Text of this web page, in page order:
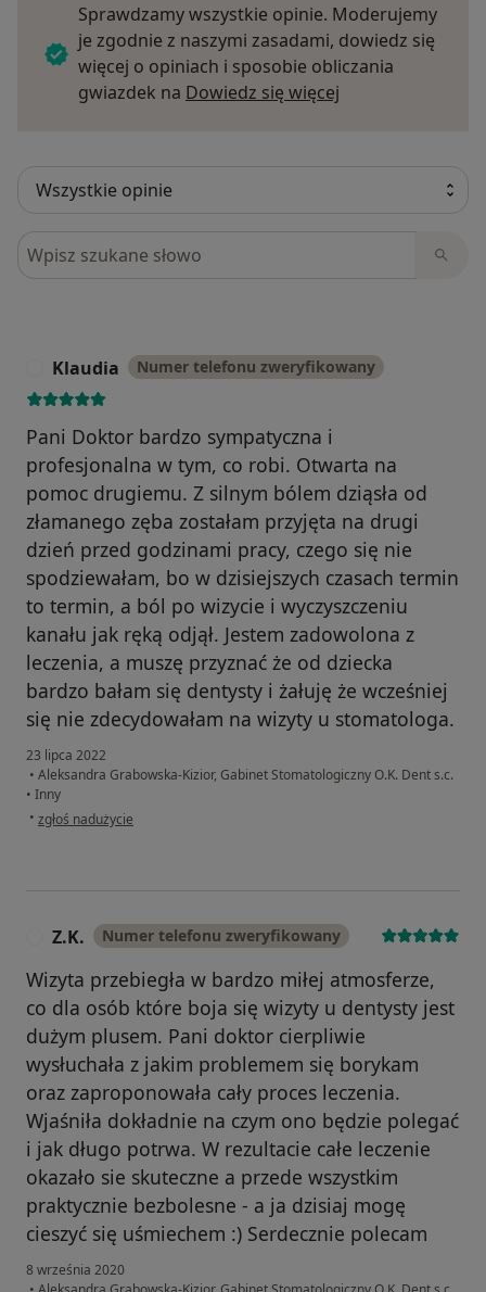
Sprawdzamy wszystkie opinie. Moderujemy
je zgodnie z naszymi zasadami, dowiedz się
więcej o opiniach i sposobie obliczania
gwiazdek na Dowiedz się więcej
Szukaj w opiniach
Klaudia Numer telefonu zweryfikowany
Pani Doktor bardzo sympatyczna i
profesjonalna w tym, co robi. Otwarta na
pomoc drugiemu. Z silnym bólem dziąsła od
złamanego zęba zostałam przyjęta na drugi
dzień przed godzinami pracy, czego się nie
spodziewałam, bo w dzisiejszych czasach termin
to termin, a ból po wizycie i wyczyszczeniu
kanału jak ręką odjął. Jestem zadowolona z
leczenia, a muszę przyznać że od dziecka
bardzo bałam się dentysty i żałuję że wcześniej
się nie zdecydowałam na wizyty u stomatologa.
23 lipca 2022
• Aleksandra Grabowska-Kizior, Gabinet Stomatologiczny O.K. Dent s.c.
• Inny
• w opinii użytkownika Klaudia
zgłoś nadużycie
Z.K. Numer telefonu zweryfikowany
Wizyta przebiegła w bardzo miłej atmosferze,
co dla osób które boja się wizyty u dentysty jest
dużym plusem. Pani doktor cierpliwie
wysłuchała z jakim problemem się borykam
oraz zaproponowała cały proces leczenia.
Wjaśniła dokładnie na czym ono będzie polegać
i jak długo potrwa. W rezultacie całe leczenie
okazało sie skuteczne a przede wszystkim
praktycznie bezbolesne - a ja dzisiaj mogę
cieszyć się uśmiechem :) Serdecznie polecam
8 września 2020